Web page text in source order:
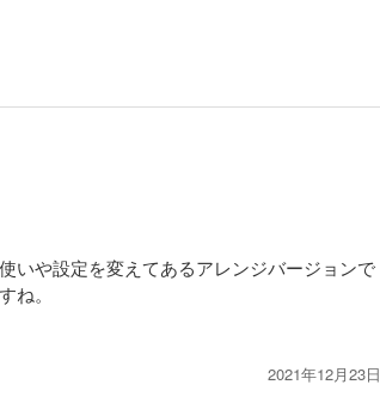
いや設定を変えてあるアレンジバージョンで
ね。
2021年12月23日